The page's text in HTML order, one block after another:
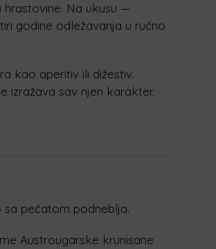
Na ukusu —
godine odležavanja u ručno
kao aperitiv ili dižestiv.
izražava sav njen karakter.
sa pečatom podneblja.
Austrougarske krunisane